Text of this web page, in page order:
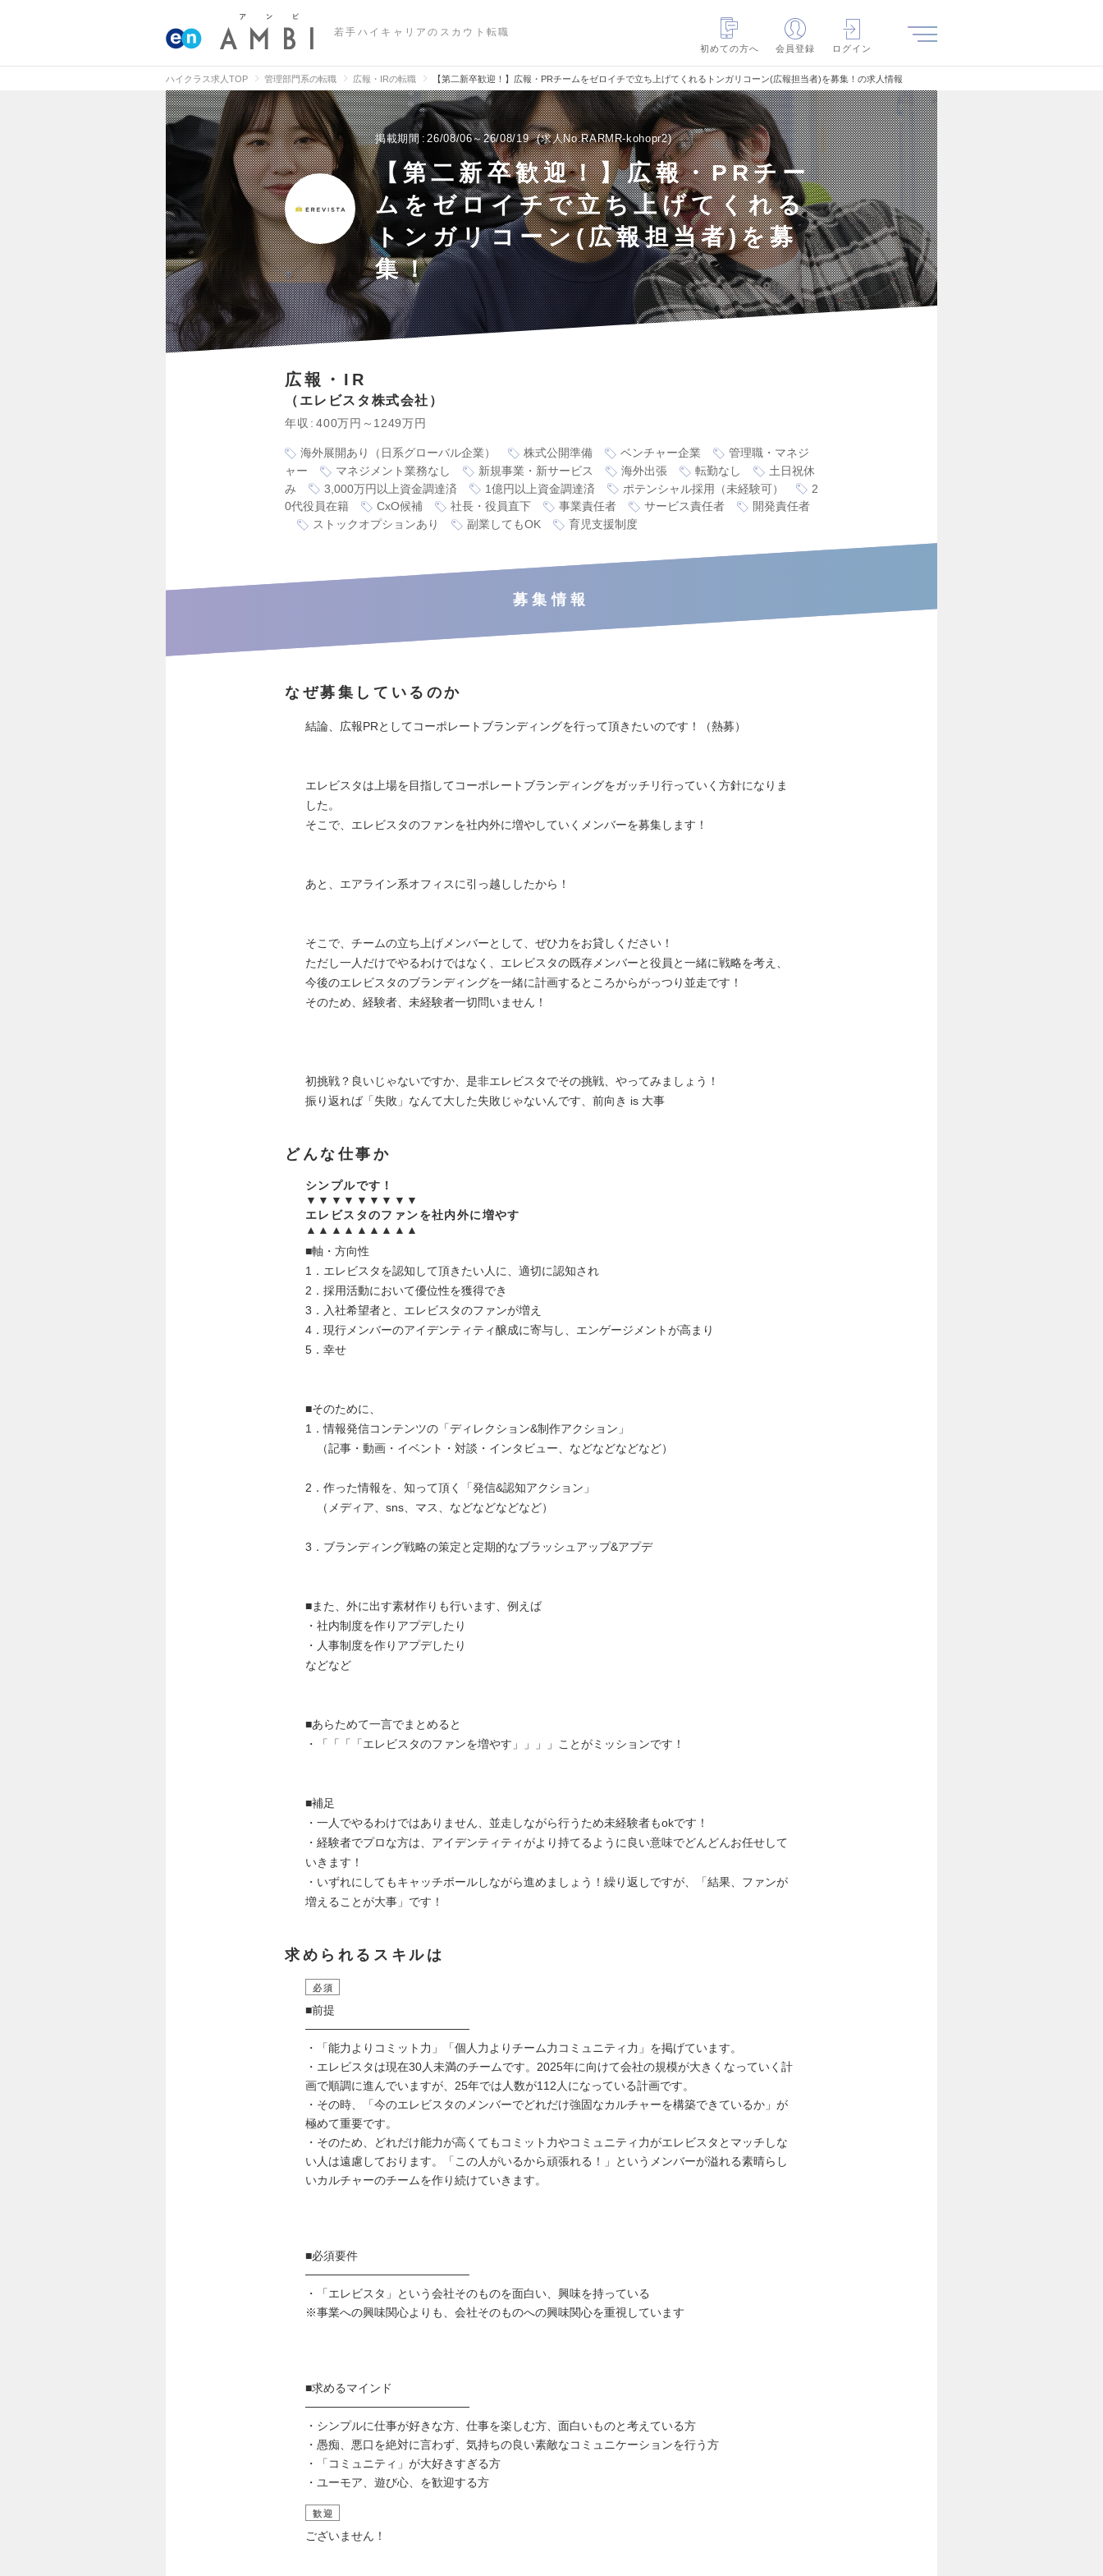
若手ハイキャリアのスカウト転職
初めての方へ
会員登録 ログイン
ハイクラス求人TOP 管理部門系の転職 広報・IRの転職 【第二新卒歓迎！】広報・PRチームをゼロイチで立ち上げてくれるトンガリコーン(広報担当者)を募集！の求人情報
掲載期間 26/08/06～26/08/19 求人No.RARMR-kohopr2
【第二新卒歓迎！】広報・PRチー
ムをゼロイチで立ち上げてくれる
トンガリコーン(広報担当者)を募
集！
広報・IR
エレビスタ株式会社
年収 400万円～1249万円
海外展開あり（日系グローバル企業） 株式公開準備 ベンチャー企業
管理職・マネジ
ャー
マネジメント業務なし 新規事業・新サービス 海外出張 転勤なし
土日祝休
み
3,000万円以上資金調達済 1億円以上資金調達済 ポテンシャル採用（未経験可）
2
0代役員在籍
CxO候補 社長・役員直下 事業責任者 サービス責任者
開発責任者
ストックオプションあり
副業してもOK 育児支援制度
募集情報
なぜ募集しているのか
結論、広報PRとしてコーポレートブランディングを行って頂きたいのです！（熱募）
エレビスタは上場を目指してコーポレートブランディングをガッチリ行っていく方針になりま
した。
そこで、エレビスタのファンを社内外に増やしていくメンバーを募集します！
あと、エアライン系オフィスに引っ越ししたから！
そこで、チームの立ち上げメンバーとして、ぜひ力をお貸しください！
ただし一人だけでやるわけではなく、エレビスタの既存メンバーと役員と一緒に戦略を考え、
今後のエレビスタのブランディングを一緒に計画するところからがっつり並走です！
そのため、経験者、未経験者一切問いません！
初挑戦？良いじゃないですか、是非エレビスタでその挑戦、やってみましょう！
振り返れば「失敗」なんて大した失敗じゃないんです、前向き is 大事
どんな仕事か
シンプルです！
▼▼▼▼▼▼▼▼▼
エレビスタのファンを社内外に増やす
▲▲▲▲▲▲▲▲▲
■軸・方向性
1．エレビスタを認知して頂きたい人に、適切に認知され
2．採用活動において優位性を獲得でき
3．入社希望者と、エレビスタのファンが増え
4．現行メンバーのアイデンティティ醸成に寄与し、エンゲージメントが高まり
5．幸せ
■そのために、
1．情報発信コンテンツの「ディレクション&制作アクション」
（記事・動画・イベント・対談・インタビュー、などなどなどなど）
2．作った情報を、知って頂く「発信&認知アクション」
（メディア、sns、マス、などなどなどなど）
3．ブランディング戦略の策定と定期的なブラッシュアップ&アプデ
■また、外に出す素材作りも行います、例えば
・社内制度を作りアプデしたり
・人事制度を作りアプデしたり
などなど
■あらためて一言でまとめると
・「「「「エレビスタのファンを増やす」」」」ことがミッションです！
■補足
・一人でやるわけではありません、並走しながら行うため未経験者もokです！
・経験者でプロな方は、アイデンティティがより持てるように良い意味でどんどんお任せして
いきます！
・いずれにしてもキャッチボールしながら進めましょう！繰り返しですが、「結果、ファンが
増えることが大事」です！
求められるスキルは
必須
■前提
────────────────────
・「能力よりコミット力」「個人力よりチーム力コミュニティ力」を掲げています。
・エレビスタは現在30人未満のチームです。2025年に向けて会社の規模が大きくなっていく計
画で順調に進んでいますが、25年では人数が112人になっている計画です。
・その時、「今のエレビスタのメンバーでどれだけ強固なカルチャーを構築できているか」が
極めて重要です。
・そのため、どれだけ能力が高くてもコミット力やコミュニティ力がエレビスタとマッチしな
い人は遠慮しております。「この人がいるから頑張れる！」というメンバーが溢れる素晴らし
いカルチャーのチームを作り続けていきます。
■必須要件
────────────────────
・「エレビスタ」という会社そのものを面白い、興味を持っている
※事業への興味関心よりも、会社そのものへの興味関心を重視しています
■求めるマインド
────────────────────
・シンプルに仕事が好きな方、仕事を楽しむ方、面白いものと考えている方
・愚痴、悪口を絶対に言わず、気持ちの良い素敵なコミュニケーションを行う方
・「コミュニティ」が大好きすぎる方
・ユーモア、遊び心、を歓迎する方
歓迎
ございません！